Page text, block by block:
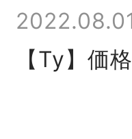
【Ty】価